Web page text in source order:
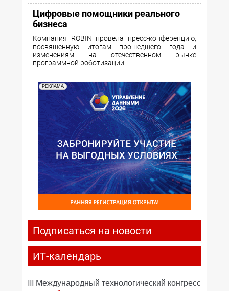
Цифровые помощники реального
бизнеса
Компания ROBIN провела пресс-конференцию,
посвященную итогам прошедшего года и
изменениям на отечественном рынке
программной роботизации.
РЕКЛАМА
Подписаться на новости
ИТ-календарь
III Международный технологический конгресс